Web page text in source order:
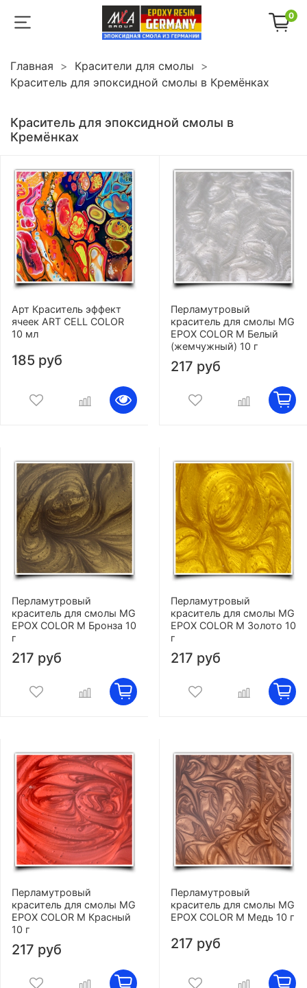
0
Главная
Красители для смолы
Краситель для эпоксидной смолы в Кремёнках
Краситель для эпоксидной смолы в
Кремёнках
Арт Краситель эффект
ячеек ART CELL COLOR
10 мл
185 руб
Перламутровый
краситель для смолы MG
EPOX COLOR M Белый
(жемчужный) 10 г
217 руб
Перламутровый
краситель для смолы MG
EPOX COLOR M Бронза 10
г
217 руб
Перламутровый
краситель для смолы MG
EPOX COLOR M Золото 10
г
217 руб
Перламутровый
краситель для смолы MG
EPOX COLOR M Красный
10 г
217 руб
Перламутровый
краситель для смолы MG
EPOX COLOR M Медь 10 г
217 руб